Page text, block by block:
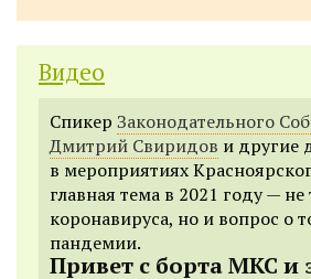
Видео
Спикер Законодательного
Дмитрий Свиридов и другие
в мероприятиях
главная тема в 2021 году —
коронавируса, но и вопрос о
пандемии.
Привет с борта МКС и